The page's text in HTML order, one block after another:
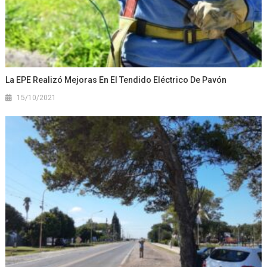
La EPE Realizó Mejoras En El Tendido Eléctrico De Pavón
15/10/2021